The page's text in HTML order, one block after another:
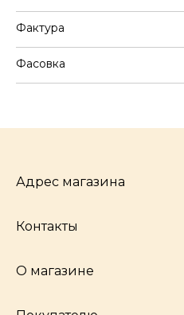
Фактура
Фасовка
Адрес магазина
Челябинск,
Контакты
pocherkartshop@mail.ru
О магазине